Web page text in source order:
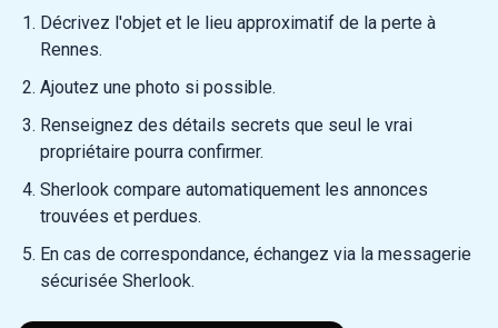
Décrivez l'objet et le lieu approximatif de la perte à
Rennes.
Ajoutez une photo si possible.
Renseignez des détails secrets que seul le vrai
propriétaire pourra confirmer.
Sherlook compare automatiquement les annonces
trouvées et perdues.
En cas de correspondance, échangez via la messagerie
sécurisée Sherlook.